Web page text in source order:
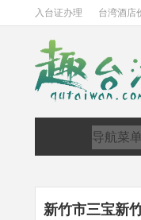
入台证办理 台湾酒店
新竹市三宝新